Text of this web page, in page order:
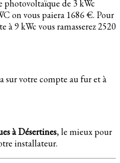
photovoltaïque de 3 kWc
on vous paiera 1686 €. Pour
9 kWc vous ramasserez 2520
sur votre compte au fur et à
à Désertines, le mieux pour
installateur.